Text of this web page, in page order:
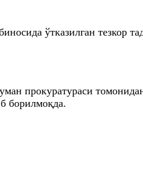
ўтказилган тезкор
прокуратураси
борилмоқда.